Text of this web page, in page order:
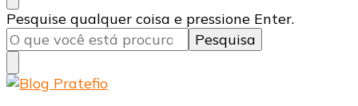
Blog Pratefio
Arames e Telas de Qualidade
Procurando
algo?
Pesquise qualquer coisa e pressione Enter.